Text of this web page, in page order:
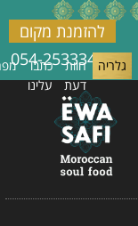
גלריה
חוות
דעת
כתבו
עלינו
להזמנת מקום
054-2533348